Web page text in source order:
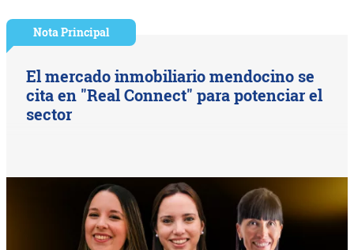
Nota Principal
El mercado inmobiliario mendocino se
cita en "Real Connect" para potenciar el
sector